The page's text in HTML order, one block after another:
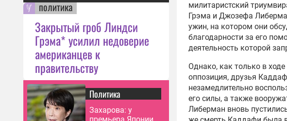
политика
Закрытый гроб Линдси
Грэма* усилил недоверие
американцев к
правительству
Политика
Захарова: у
милитаристский
Грэма и Джозефа
ужин, на котором они
благодарности за его
деятельность которой
Однако, как только в ходе
оппозиция, друзья
незамедлительно
его силы, а также
Либерман вновь